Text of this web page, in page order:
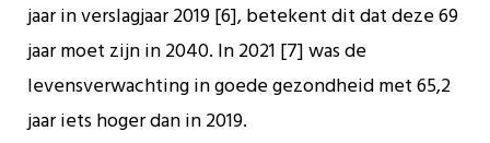
jaar in verslagjaar 2019 [6], betekent dit dat deze 69
jaar moet zijn in 2040. In 2021 [7] was de
levensverwachting in goede gezondheid met 65,2
jaar iets hoger dan in 2019.